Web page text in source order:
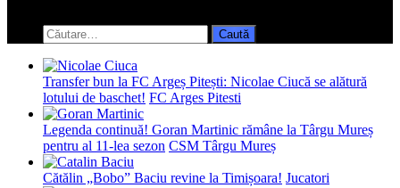
search
form
Caută
după:
Transfer bun la FC Argeș Pitești: Nicolae Ciucă se alătură
lotului de baschet! FC Arges Pitesti
Legenda continuă! Goran Martinic rămâne la Târgu Mureș
pentru al 11-lea sezon CSM Târgu Mureș
Cătălin „Bobo” Baciu revine la Timișoara! Jucatori